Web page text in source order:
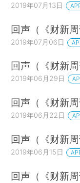
2019年07月13日
回声（《财新
2019年07月06日
回声（《财新
2019年06月29日
回声（《财新
2019年06月22日
回声（《财新
2019年06月15日
回声（《财新